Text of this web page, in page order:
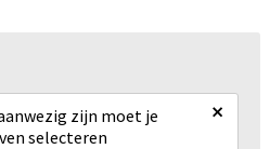
zijn moet je
selecteren
×